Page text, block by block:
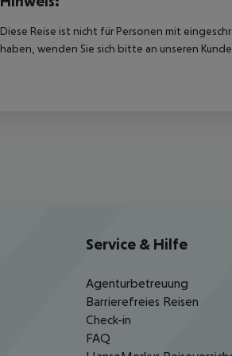
Diese Reise ist nicht für Personen mit
haben, wenden Sie sich bitte an unseren
Service & Hilfe
Agenturbetreuung
Barrierefreies Reisen
Check-in
FAQ